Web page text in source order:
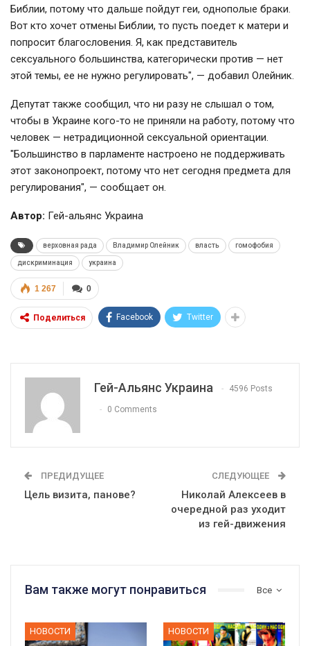
Библии, потому что дальше пойдут геи, однополые браки.
Вот кто хочет отмены Библии, то пусть поедет к матери и
попросит благословения. Я, как представитель
сексуального большинства, категорически против — нет
этой темы, ее не нужно регулировать", — добавил Олейник.
Депутат также сообщил, что ни разу не слышал о том,
чтобы в Украине кого-то не приняли на работу, потому что
человек — нетрадиционной сексуальной ориентации.
"Большинство в парламенте настроено не поддерживать
этот законопроект, потому что нет сегодня предмета для
регулирования", — сообщает он.
Автор: Гей-альянс Украина
верховная рада Владимир Олейник власть гомофобия
дискриминация украина
0
1 267
Поделиться Facebook Twitter
Гей-Альянс Украина 4596 Posts
0 Comments
ПРЕДИДУЩЕЕ
Цель визита, панове?
СЛЕДУЮЩЕЕ
Николай Алексеев в
очередной раз уходит
из гей-движения
Все
Вам также могут понравиться
НОВОСТИ НОВОСТИ